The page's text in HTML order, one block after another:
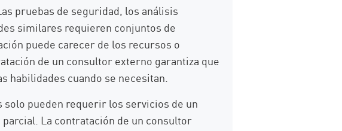
pruebas de seguridad, los análisis
similares requieren conjuntos de
puede carecer de los recursos o
de un consultor externo garantiza que
habilidades cuando se necesitan.
solo pueden requerir los servicios de un
La contratación de un consultor